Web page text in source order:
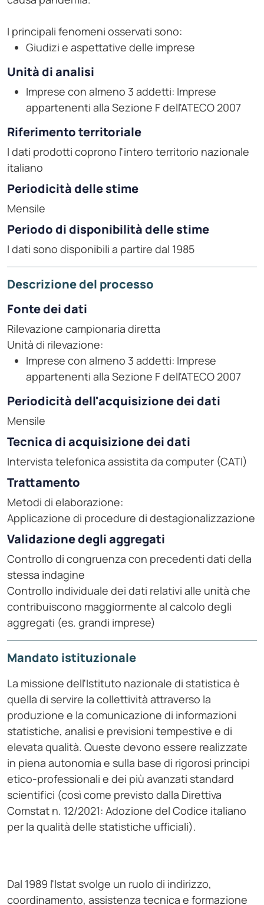
I principali fenomeni osservati sono:
Giudizi e aspettative delle imprese
Unità di analisi
Imprese con almeno 3 addetti: Imprese
appartenenti alla Sezione F dell'ATECO 2007
Riferimento territoriale
I dati prodotti coprono l'intero territorio nazionale
italiano
Periodicità delle stime
Mensile
Periodo di disponibilità delle stime
I dati sono disponibili a partire dal 1985
Descrizione del processo
Fonte dei dati
Rilevazione campionaria diretta
Unità di rilevazione:
Imprese con almeno 3 addetti: Imprese
appartenenti alla Sezione F dell'ATECO 2007
Periodicità dell'acquisizione dei dati
Mensile
Tecnica di acquisizione dei dati
Intervista telefonica assistita da computer (CATI)
Trattamento
Metodi di elaborazione:
Applicazione di procedure di destagionalizzazione
Validazione degli aggregati
Controllo di congruenza con precedenti dati della
stessa indagine
Controllo individuale dei dati relativi alle unità che
contribuiscono maggiormente al calcolo degli
aggregati (es. grandi imprese)
Mandato istituzionale
La missione dell'Istituto nazionale di statistica è
quella di servire la collettività attraverso la
produzione e la comunicazione di informazioni
statistiche, analisi e previsioni tempestive e di
elevata qualità. Queste devono essere realizzate
in piena autonomia e sulla base di rigorosi principi
etico-professionali e dei più avanzati standard
scientifici (così come previsto dalla Direttiva
Comstat n. 12/2021: Adozione del Codice italiano
per la qualità delle statistiche ufficiali).
Dal 1989 l'Istat svolge un ruolo di indirizzo,
coordinamento, assistenza tecnica e formazione